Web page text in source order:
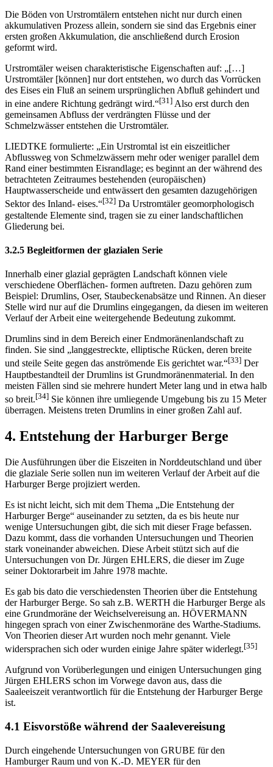
Die Böden von Urstromtälern entstehen nicht nur durch einen
akkumulativen Prozess allein, sondern sie sind das Ergebnis einer
ersten großen Akkumulation, die anschließend durch Erosion
geformt wird.
Urstromtäler weisen charakteristische Eigenschaften auf: „[…]
Urstromtäler [können] nur dort entstehen, wo durch das Vorrücken
des Eises ein Fluß an seinem ursprünglichen Abfluß gehindert und
in eine andere Richtung gedrängt wird.“[31] Also erst durch den
gemeinsamen Abfluss der verdrängten Flüsse und der
Schmelzwässer entstehen die Urstromtäler.
LIEDTKE formulierte: „Ein Urstromtal ist ein eiszeitlicher
Abflussweg von Schmelzwässern mehr oder weniger parallel dem
Rand einer bestimmten Eisrandlage; es beginnt an der während des
betrachteten Zeitraumes bestehenden (europäischen)
Hauptwasserscheide und entwässert den gesamten dazugehörigen
Sektor des Inland- eises.“[32] Da Urstromtäler geomorphologisch
gestaltende Elemente sind, tragen sie zu einer landschaftlichen
Gliederung bei.
3.2.5 Begleitformen der glazialen Serie
Innerhalb einer glazial geprägten Landschaft können viele
verschiedene Oberflächen- formen auftreten. Dazu gehören zum
Beispiel: Drumlins, Oser, Staubeckenabsätze und Rinnen. An dieser
Stelle wird nur auf die Drumlins eingegangen, da diesen im weiteren
Verlauf der Arbeit eine weitergehende Bedeutung zukommt.
Drumlins sind in dem Bereich einer Endmoränenlandschaft zu
finden. Sie sind „langgestreckte, elliptische Rücken, deren breite
und steile Seite gegen das anströmende Eis gerichtet war.“[33] Der
Hauptbestandteil der Drumlins ist Grundmoränenmaterial. In den
meisten Fällen sind sie mehrere hundert Meter lang und in etwa halb
so breit.[34] Sie können ihre umliegende Umgebung bis zu 15 Meter
überragen. Meistens treten Drumlins in einer großen Zahl auf.
4. Entstehung der Harburger Berge
Die Ausführungen über die Eiszeiten in Norddeutschland und über
die glaziale Serie sollen nun im weiteren Verlauf der Arbeit auf die
Harburger Berge projiziert werden.
Es ist nicht leicht, sich mit dem Thema „Die Entstehung der
Harburger Berge“ auseinander zu setzten, da es bis heute nur
wenige Untersuchungen gibt, die sich mit dieser Frage befassen.
Dazu kommt, dass die vorhanden Untersuchungen und Theorien
stark voneinander abweichen. Diese Arbeit stützt sich auf die
Untersuchungen von Dr. Jürgen EHLERS, die dieser im Zuge
seiner Doktorarbeit im Jahre 1978 machte.
Es gab bis dato die verschiedensten Theorien über die Entstehung
der Harburger Berge. So sah z.B. WERTH die Harburger Berge als
eine Grundmoräne der Weichselvereisung an. HÖVERMANN
hingegen sprach von einer Zwischenmoräne des Warthe-Stadiums.
Von Theorien dieser Art wurden noch mehr genannt. Viele
widersprachen sich oder wurden einige Jahre später widerlegt.[35]
Aufgrund von Vorüberlegungen und einigen Untersuchungen ging
Jürgen EHLERS schon im Vorwege davon aus, dass die
Saaleeiszeit verantwortlich für die Entstehung der Harburger Berge
ist.
4.1 Eisvorstöße während der Saalevereisung
Durch eingehende Untersuchungen von GRUBE für den
Hamburger Raum und von K.-D. MEYER für den